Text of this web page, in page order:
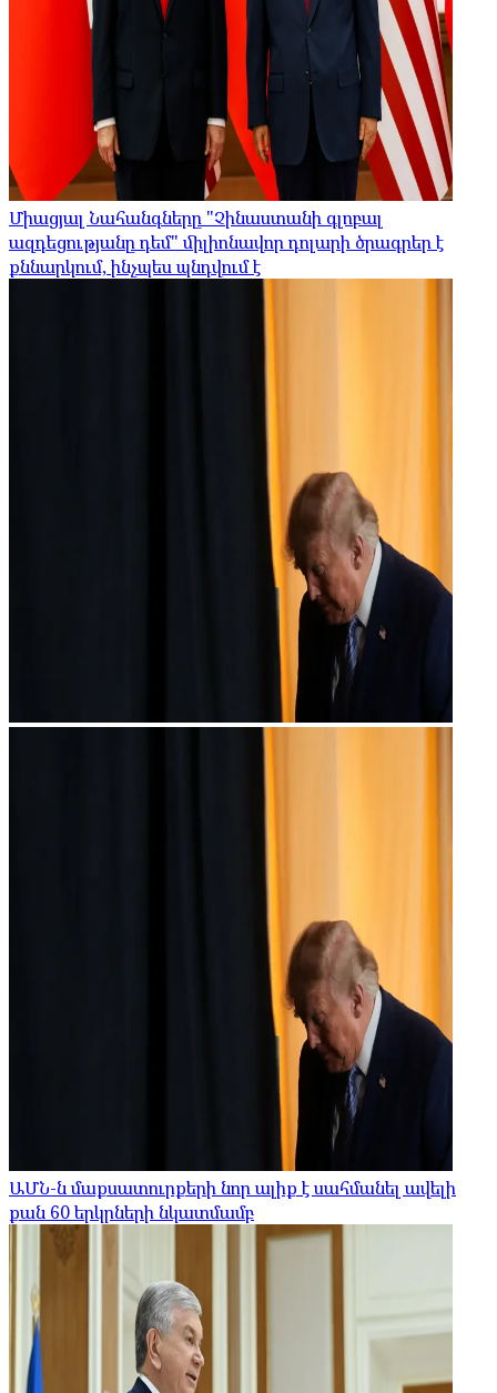
Միացյալ Նահանգները "Չինաստանի գլոբալ
ազդեցությանը դեմ" միլիոնավոր դոլարի ծրագրեր է
քննարկում, ինչպես պնդվում է
ԱՄՆ-ն մաքսատուրքերի նոր ալիք է սահմանել ավելի
քան 60 երկրների նկատմամբ